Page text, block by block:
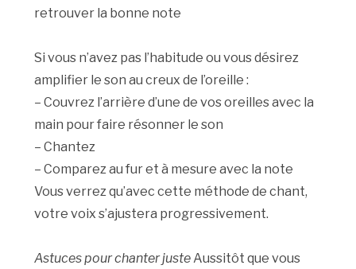
retrouver la bonne note
Si vous n’avez pas l’habitude ou vous désirez
amplifier le son au creux de l’oreille :
– Couvrez l’arrière d’une de vos oreilles avec la
main pour faire résonner le son
– Chantez
– Comparez au fur et à mesure avec la note
Vous verrez qu’avec cette méthode de chant,
votre voix s’ajustera progressivement.
Astuces pour chanter justeAussitôt que vous